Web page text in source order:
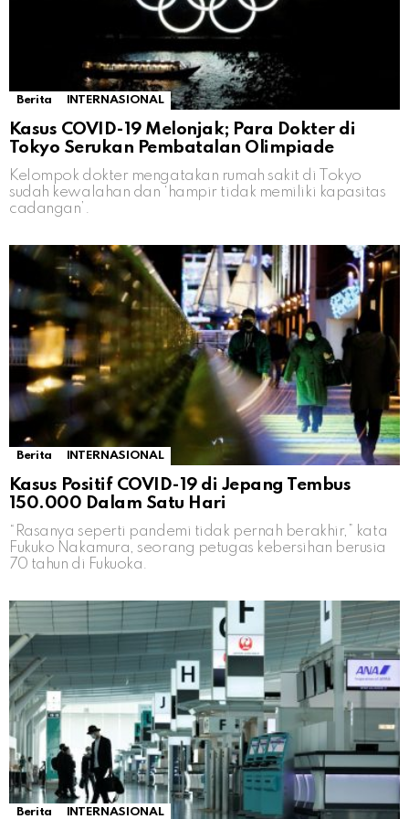
Berita INTERNASIONAL
Kasus COVID-19 Melonjak; Para Dokter di
Tokyo Serukan Pembatalan Olimpiade
Kelompok dokter mengatakan rumah sakit di Tokyo
sudah kewalahan dan ‘hampir tidak memiliki kapasitas
cadangan’.
Berita INTERNASIONAL
Kasus Positif COVID-19 di Jepang Tembus
150.000 Dalam Satu Hari
“Rasanya seperti pandemi tidak pernah berakhir,” kata
Fukuko Nakamura, seorang petugas kebersihan berusia
70 tahun di Fukuoka.
Berita INTERNASIONAL